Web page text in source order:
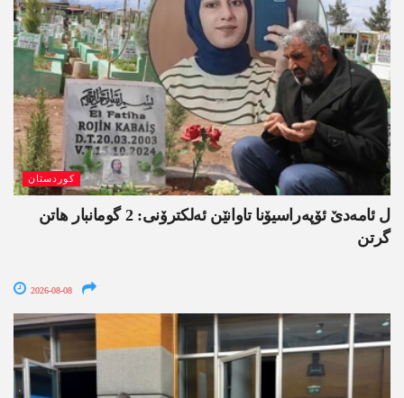
کوردستان
ل ئامەدێ ئۆپەراسیۆنا تاوانێن ئەلکترۆنی: 2 گومانبار ھاتن
گرتن
2026-08-08